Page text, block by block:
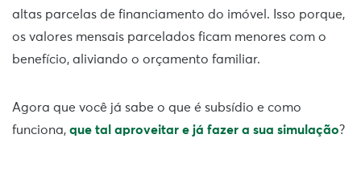
altas parcelas de financiamento do imóvel. Isso porque,
os valores mensais parcelados ficam menores com o
benefício, aliviando o orçamento familiar.
Agora que você já sabe o que é subsídio e como
funciona, que tal aproveitar e já fazer a sua simulação?